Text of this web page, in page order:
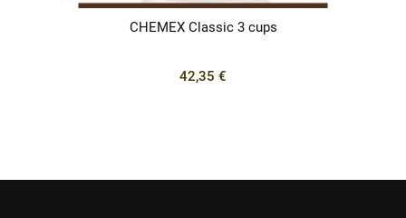
CHEMEX Classic 3 cups
42,35 €